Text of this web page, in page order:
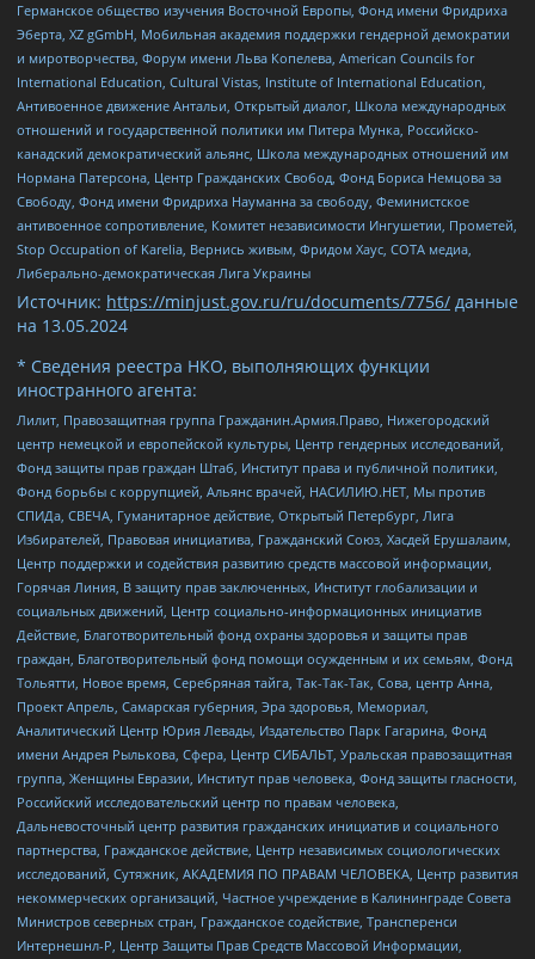
Германское общество изучения Восточной Европы, Фонд имени Фридриха
Эберта, XZ gGmbH, Мобильная академия поддержки гендерной демократии
и миротворчества, Форум имени Льва Копелева, American Councils for
International Education, Cultural Vistas, Institute of International Education,
Антивоенное движение Антальи, Открытый диалог, Школа международных
отношений и государственной политики им Питера Мунка, Российско-
канадский демократический альянс, Школа международных отношений им
Нормана Патерсона, Центр Гражданских Свобод, Фонд Бориса Немцова за
Свободу, Фонд имени Фридриха Науманна за свободу, Феминистское
антивоенное сопротивление, Комитет независимости Ингушетии, Прометей,
Stop Occupation of Karelia, Вернись живым, Фридом Хаус, СОТА медиа,
Либерально-демократическая Лига Украины
Источник: https://minjust.gov.ru/ru/documents/7756/ данные
на 13.05.2024
* Сведения реестра НКО, выполняющих функции
иностранного агента:
Лилит, Правозащитная группа Гражданин.Армия.Право, Нижегородский
центр немецкой и европейской культуры, Центр гендерных исследований,
Фонд защиты прав граждан Штаб, Институт права и публичной политики,
Фонд борьбы с коррупцией, Альянс врачей, НАСИЛИЮ.НЕТ, Мы против
СПИДа, СВЕЧА, Гуманитарное действие, Открытый Петербург, Лига
Избирателей, Правовая инициатива, Гражданский Союз, Хасдей Ерушалаим,
Центр поддержки и содействия развитию средств массовой информации,
Горячая Линия, В защиту прав заключенных, Институт глобализации и
социальных движений, Центр социально-информационных инициатив
Действие, Благотворительный фонд охраны здоровья и защиты прав
граждан, Благотворительный фонд помощи осужденным и их семьям, Фонд
Тольятти, Новое время, Серебряная тайга, Так-Так-Так, Сова, центр Анна,
Проект Апрель, Самарская губерния, Эра здоровья, Мемориал,
Аналитический Центр Юрия Левады, Издательство Парк Гагарина, Фонд
имени Андрея Рылькова, Сфера, Центр СИБАЛЬТ, Уральская правозащитная
группа, Женщины Евразии, Институт прав человека, Фонд защиты гласности,
Российский исследовательский центр по правам человека,
Дальневосточный центр развития гражданских инициатив и социального
партнерства, Гражданское действие, Центр независимых социологических
исследований, Сутяжник, АКАДЕМИЯ ПО ПРАВАМ ЧЕЛОВЕКА, Центр развития
некоммерческих организаций, Частное учреждение в Калининграде Совета
Министров северных стран, Гражданское содействие, Трансперенси
Интернешнл-Р, Центр Защиты Прав Средств Массовой Информации,